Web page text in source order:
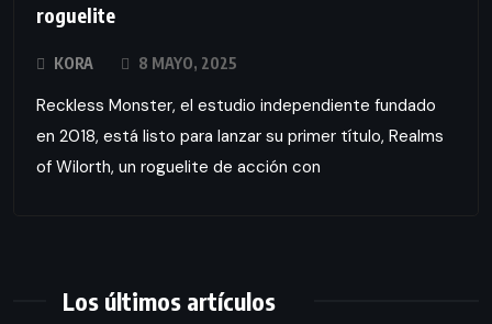
roguelite
KORA 8 MAYO, 2025
Reckless Monster, el estudio independiente fundado
en 2018, está listo para lanzar su primer título, Realms
of Wilorth, un roguelite de acción con
Los últimos artículos